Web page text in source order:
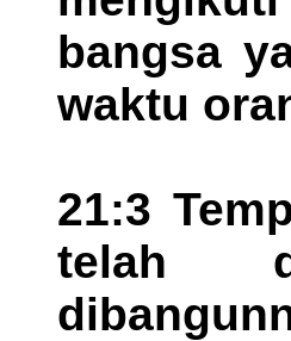
bangsa
waktu
21:3
telah